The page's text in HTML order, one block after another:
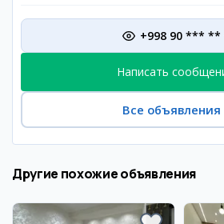
+998 90 ***
Написать
Все объявления
Другие похожие объявления